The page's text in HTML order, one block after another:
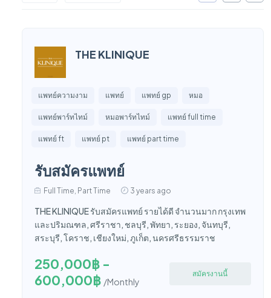
THE KLINIQUE
แพทย์ความงาม แพทย์ แพทย์ gp หมอ
แพทย์พาร์ทไทม์ หมอพาร์ทไทม์ แพทย์ full time
แพทย์ ft แพทย์ pt แพทย์ part time
รับสมัครแพทย์
Full Time, Part Time 3 years ago
THE KLINIQUE รับสมัครแพทย์ รายได้ดี จำนวนมาก กรุงเทพ
และปริมณฑล, ศรีราชา, ชลบุรี, พัทยา, ระยอง, จันทบุรี,
สระบุรี, โคราช, เชียงใหม่, ภูเก็ต, นครศรีธรรมราช
250,000฿ -
600,000฿ /Monthly
สมัครงานนี้